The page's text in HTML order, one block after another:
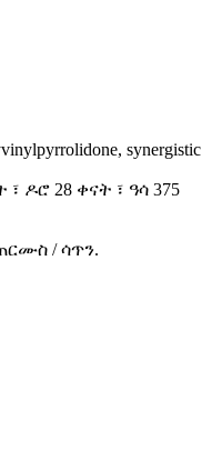
synergistic
ዶሮ 28 ቀናት ፣ ዓሳ 375
/ ሳጥን.